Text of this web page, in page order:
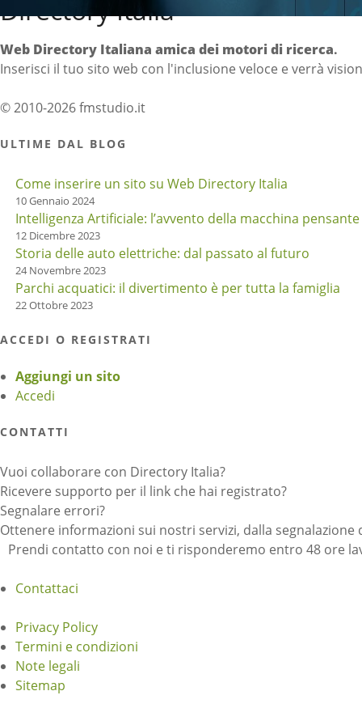
Directory Italia
Web Directory Italiana amica dei motori di ricerca.
Inserisci il tuo sito web con l'inclusione veloce e verrà
© 2010-2026 fmstudio.it
ULTIME DAL BLOG
Come inserire un sito su Web Directory Italia
10 Gennaio 2024
Intelligenza Artificiale: l’avvento della macchina pensante
12 Dicembre 2023
Storia delle auto elettriche: dal passato al futuro
24 Novembre 2023
Parchi acquatici: il divertimento è per tutta la famiglia
22 Ottobre 2023
ACCEDI O REGISTRATI
Aggiungi un sito
Accedi
CONTATTI
Vuoi collaborare con Directory Italia?
Ricevere supporto per il link che hai registrato?
Segnalare errori?
Ottenere informazioni sui nostri servizi, dalla
Prendi contatto con noi e ti risponderemo entro 48 ore
Contattaci
Privacy Policy
Termini e condizioni
Note legali
Sitemap